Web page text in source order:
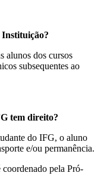
Instituição?
alunos dos cursos
subsequentes ao
tem direito?
do IFG, o aluno
e/ou permanência.
coordenado pela Pró-